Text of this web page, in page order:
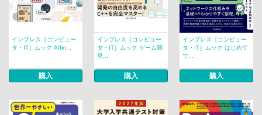
インプレス［コンピュー
タ・IT］ムック Affin...
購入
インプレス［コンピュー
タ・IT］ムック ゲーム開
発...
購入
インプレス［コンピュー
タ・IT］ムック はじめて
で...
購入